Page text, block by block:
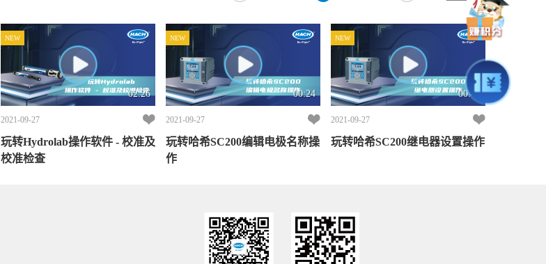
02:26
2021-09-27
玩转Hydrolab操作软件 - 校准及
校准检查
NEW
00:24
2021-09-27
玩转哈希SC200编辑电极名称操
作
NEW
00:46
2021-09-27
玩转哈希SC200继电器设置操作
NEW